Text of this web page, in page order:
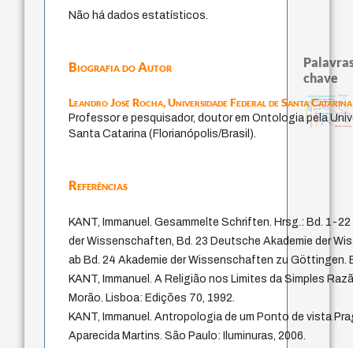
Não há dados estatísticos.
Biografia do Autor
Leandro José Rocha,Universidade Federal de Santa Catarina
Professor e pesquisador, doutor em Ontologia pela
Santa Catarina (Florianópolis/Brasil).
Referências
KANT, Immanuel. Gesammelte Schriften. Hrsg.: Bd. 1-
der Wissenschaften, Bd. 23 Deutsche Akademie der
ab Bd. 24 Akademie der Wissenschaften zu Göttingen.
KANT, Immanuel. A Religião nos Limites da Simples
Morão. Lisboa: Edições 70, 1992.
KANT, Immanuel. Antropologia de um Ponto de vista
Aparecida Martins. São Paulo: Iluminuras, 2006.
chave
fundamentalismo
jacobiprotágoras
experiência temporal género
idade
intolerância
history of philosophy
homem-medida
filosofia brasileira
j.c.m. neto
palavra perdón
leyes
violencia
guayaquil
logos direito romano
lei
multidimensionalidade
acquaintance
arquivos mentais desejo
mind
therapy